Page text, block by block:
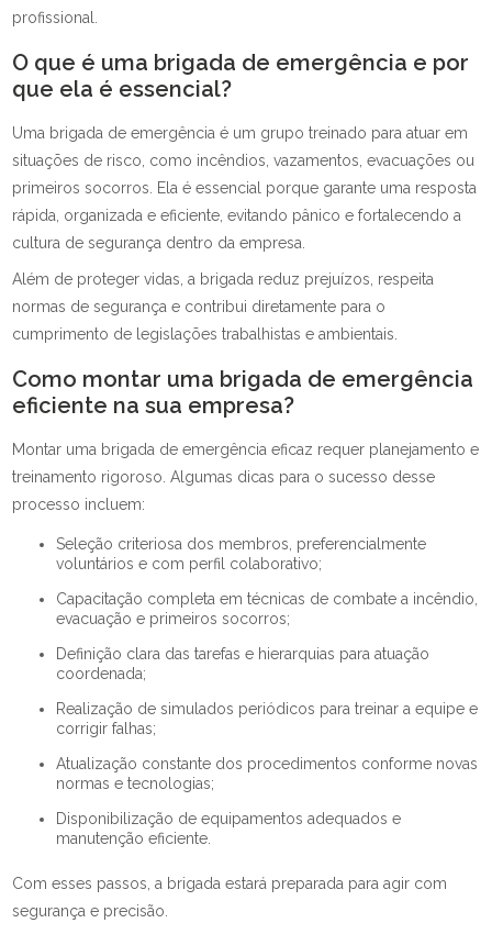
profissional.
O que é uma brigada de emergência e por
que ela é essencial?
Uma brigada de emergência é um grupo treinado para atuar em
situações de risco, como incêndios, vazamentos, evacuações ou
primeiros socorros. Ela é essencial porque garante uma resposta
rápida, organizada e eficiente, evitando pânico e fortalecendo a
cultura de segurança dentro da empresa.
Além de proteger vidas, a brigada reduz prejuízos, respeita
normas de segurança e contribui diretamente para o
cumprimento de legislações trabalhistas e ambientais.
Como montar uma brigada de emergência
eficiente na sua empresa?
Montar uma brigada de emergência eficaz requer planejamento e
treinamento rigoroso. Algumas dicas para o sucesso desse
processo incluem:
Seleção criteriosa dos membros, preferencialmente
voluntários e com perfil colaborativo;
Capacitação completa em técnicas de combate a incêndio,
evacuação e primeiros socorros;
Definição clara das tarefas e hierarquias para atuação
coordenada;
Realização de simulados periódicos para treinar a equipe e
corrigir falhas;
Atualização constante dos procedimentos conforme novas
normas e tecnologias;
Disponibilização de equipamentos adequados e
manutenção eficiente.
Com esses passos, a brigada estará preparada para agir com
segurança e precisão.